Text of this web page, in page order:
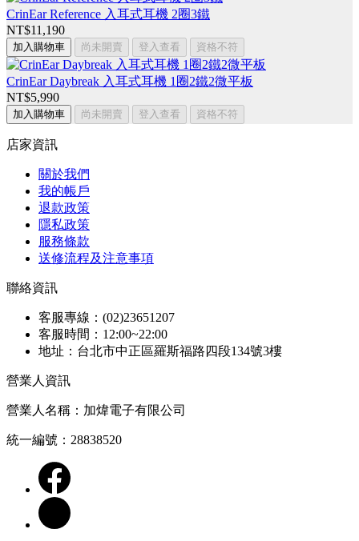
CrinEar Reference 入耳式耳機 2圈3鐵
NT$11,190
加入購物車 尚未開賣 登入查看 資格不符
CrinEar Daybreak 入耳式耳機 1圈2鐵2微平板
NT$5,990
加入購物車 尚未開賣 登入查看 資格不符
店家資訊
關於我們
我的帳戶
退款政策
隱私政策
服務條款
送修流程及注意事項
聯絡資訊
客服專線：(02)23651207
客服時間：12:00~22:00
地址：台北市中正區羅斯福路四段134號3樓
營業人資訊
營業人名稱：加煒電子有限公司
統一編號：28838520